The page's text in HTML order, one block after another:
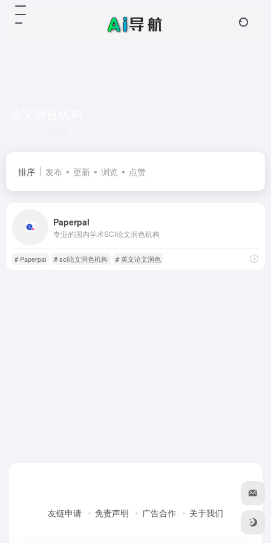
排序 发布 更新 浏览 点赞
Paperpal
专业的国内学术SCI论文润色机构
# Paperpal # sci论文润色机构 # 英文论文润色
友链申请 免责声明 广告合作 关于我们